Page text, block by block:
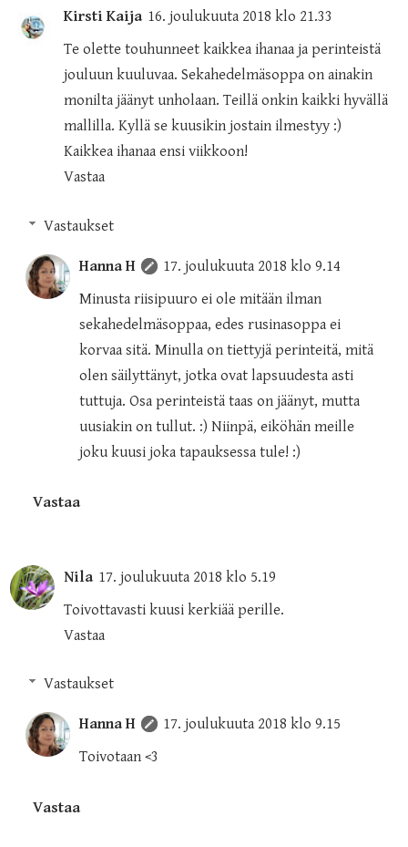
Kirsti Kaija 16. joulukuuta 2018 klo 21.33
Te olette touhunneet kaikkea ihanaa ja perinteistä
jouluun kuuluvaa. Sekahedelmäsoppa on ainakin
monilta jäänyt unholaan. Teillä onkin kaikki hyvällä
mallilla. Kyllä se kuusikin jostain ilmestyy :)
Kaikkea ihanaa ensi viikkoon!
Vastaa
Vastaukset
Hanna H
17. joulukuuta 2018 klo 9.14
Minusta riisipuuro ei ole mitään ilman
sekahedelmäsoppaa, edes rusinasoppa ei
korvaa sitä. Minulla on tiettyjä perinteitä, mitä
olen säilyttänyt, jotka ovat lapsuudesta asti
tuttuja. Osa perinteistä taas on jäänyt, mutta
uusiakin on tullut. :) Niinpä, eiköhän meille
joku kuusi joka tapauksessa tule! :)
Vastaa
Nila 17. joulukuuta 2018 klo 5.19
Toivottavasti kuusi kerkiää perille.
Vastaa
Vastaukset
Hanna H
17. joulukuuta 2018 klo 9.15
Toivotaan <3
Vastaa